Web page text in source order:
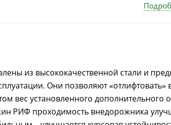
из высококачественной стали и
Они позволяют
вес установленного
РИФ проходимость внедорожника